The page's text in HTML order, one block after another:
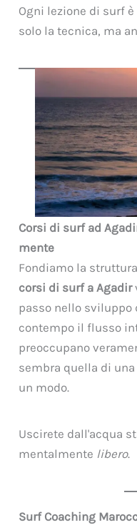
Ogni lezione di surf
solo la tecnica, ma
Corsi di surf ad
mente
Fondiamo la
corsi di surf a Agadir
passo nello sviluppo
contempo il flusso
preoccupano
sembra quella di
un modo.
Uscirete dall'acqua
mentalmente libero.
Surf Coaching